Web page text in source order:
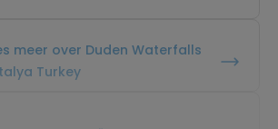
meer over Duden Waterfalls
Turkey